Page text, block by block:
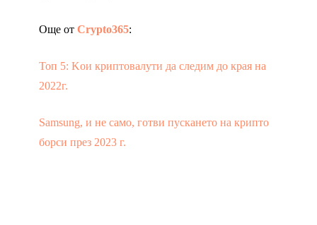
Още от Crypto365:
Топ 5: Kои криптовалути да следим до края на
2022г.
Samsung, и не само, готви пускането на крипто
борси през 2023 г.